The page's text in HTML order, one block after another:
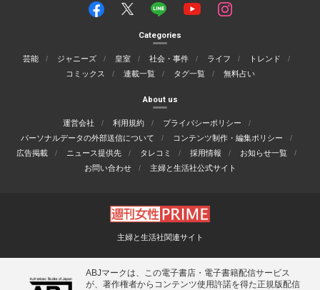
Categories
芸能 ジャニーズ 皇室 社会・事件 ライフ
トレンド
コミックス
連載一覧 タグ一覧 無料占い
About us
運営会社 利用規約
プライバシーポリシー
パーソナルデータの外部送信について
コンテンツ制作・編集ポリシー
広告掲載
ニュース提供先 タレコミ 採用情報
お知らせ一覧
お問い合わせ
主婦と生活社公式サイト
主婦と生活社関連サイト
ABJマークは、この電子書店・電子書籍配信サービス
が、著作権者からコンテンツ使用許諾を得た正規版配信